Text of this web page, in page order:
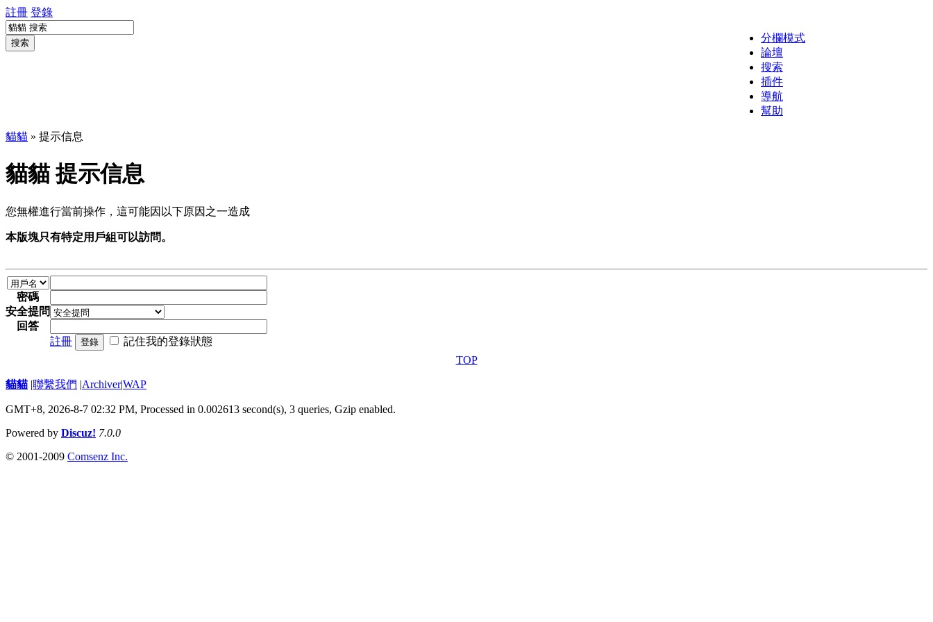
註冊 登錄
搜索
分欄模式
論壇
搜索
插件
導航
幫助
貓貓 » 提示信息
貓貓 提示信息
您無權進行當前操作，這可能因以下原因之一造成
本版塊只有特定用戶組可以訪問。
密碼
安全提問
回答
註冊
登錄
記住我的登錄狀態
TOP
貓貓 |聯繫我們 |Archiver|WAP
GMT+8, 2026-8-7 02:32 PM, Processed in 0.002613 second(s), 3 queries, Gzip enabled.
Powered by Discuz! 7.0.0
© 2001-2009 Comsenz Inc.